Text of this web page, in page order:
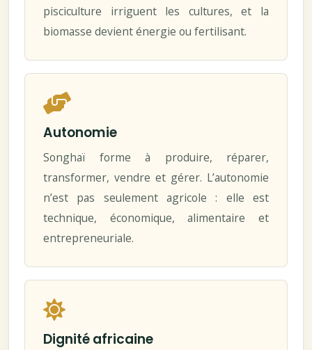
pisciculture irriguent les cultures, et la
biomasse devient énergie ou fertilisant.
Autonomie
Songhaï forme à produire, réparer,
transformer, vendre et gérer. L’autonomie
n’est pas seulement agricole : elle est
technique, économique, alimentaire et
entrepreneuriale.
Dignité africaine